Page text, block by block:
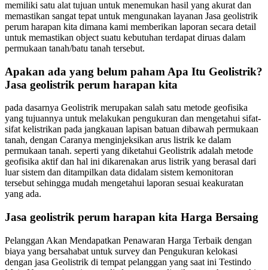
memiliki satu alat tujuan untuk menemukan hasil yang akurat dan
memastikan sangat tepat untuk mengunakan layanan Jasa geolistrik
perum harapan kita dimana kami memberikan laporan secara detail
untuk memastikan object suatu kebutuhan terdapat diruas dalam
permukaan tanah/batu tanah tersebut.
Apakan ada yang belum paham Apa Itu Geolistrik?
Jasa geolistrik perum harapan kita
pada dasarnya Geolistrik merupakan salah satu metode geofisika
yang tujuannya untuk melakukan pengukuran dan mengetahui sifat-
sifat kelistrikan pada jangkauan lapisan batuan dibawah permukaan
tanah, dengan Caranya menginjeksikan arus listrik ke dalam
permukaan tanah. seperti yang diketahui Geolistrik adalah metode
geofisika aktif dan hal ini dikarenakan arus listrik yang berasal dari
luar sistem dan ditampilkan data didalam sistem kemonitoran
tersebut sehingga mudah mengetahui laporan sesuai keakuratan
yang ada.
Jasa geolistrik perum harapan kita Harga Bersaing
Pelanggan Akan Mendapatkan Penawaran Harga Terbaik dengan
biaya yang bersahabat untuk survey dan Pengukuran kelokasi
dengan jasa Geolistrik di tempat pelanggan yang saat ini Testindo